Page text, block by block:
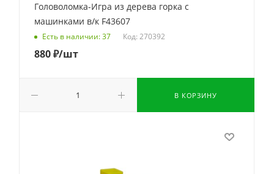
Головоломка-Игра из дерева горка с
машинками в/к F43607
Есть в наличии: 37 Код: 270392
880₽/шт
В КОРЗИНУ